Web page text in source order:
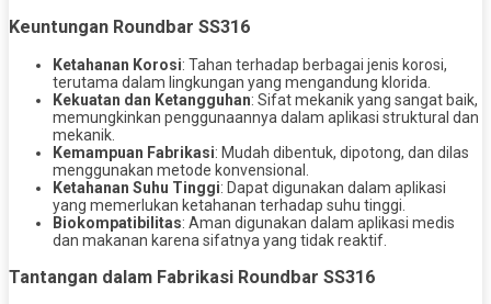
Keuntungan Roundbar SS316
Ketahanan Korosi: Tahan terhadap berbagai jenis korosi,
terutama dalam lingkungan yang mengandung klorida.
Kekuatan dan Ketangguhan: Sifat mekanik yang sangat baik,
memungkinkan penggunaannya dalam aplikasi struktural dan
mekanik.
Kemampuan Fabrikasi: Mudah dibentuk, dipotong, dan dilas
menggunakan metode konvensional.
Ketahanan Suhu Tinggi: Dapat digunakan dalam aplikasi
yang memerlukan ketahanan terhadap suhu tinggi.
Biokompatibilitas: Aman digunakan dalam aplikasi medis
dan makanan karena sifatnya yang tidak reaktif.
Tantangan dalam Fabrikasi Roundbar SS316